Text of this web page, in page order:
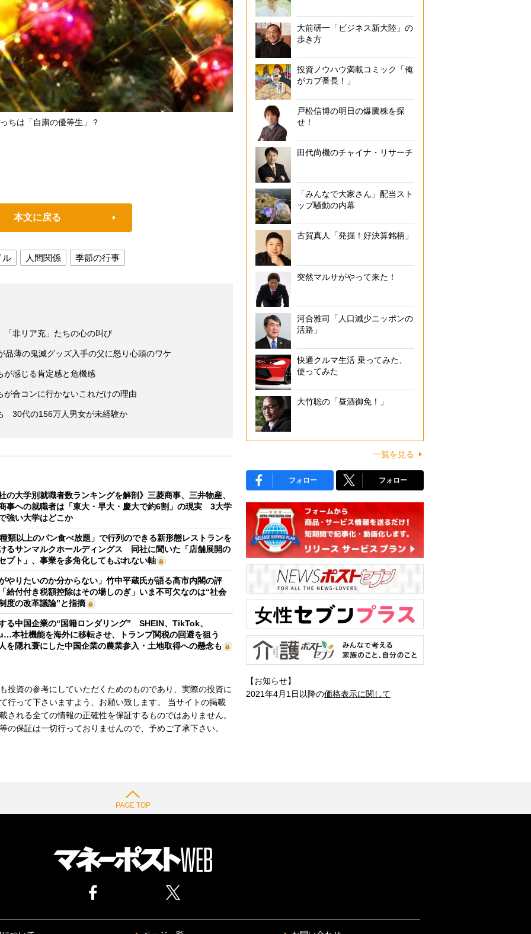
ちは「自粛の優等生」？
本文に戻る
ル 人間関係 季節の行事
非リア充」たちの心の叫び
薄の鬼滅グッズ入手の父に怒り心頭のワケ
感じる肯定感と危機感
合コンに行かないこれだけの理由
30代の156万人男女が未経験か
の大学別就職者数ランキングを解剖》三菱商事、三井物産、
事への就職者は「東大・早大・慶大で約6割」の現実 3大学
強い大学はどこか
類以上のパン食べ放題」で行列のできる新形態レストランを
るサンマルクホールディングス 同社に聞いた「店舗展開の
プト」、事業を多角化してもぶれない軸
やりたいのか分からない」竹中平蔵氏が語る高市内閣の評
付付き税額控除はその場しのぎ」いま不可欠なのは“社会
度の改革議論”と指摘
る中国企業の“国籍ロンダリング” SHEIN、TikTok、
本社機能を海外に移転させ、トランプ関税の回避を狙う
を隠れ蓑にした中国企業の農業参入・土地取得への懸念も
投資の参考にしていただくためのものであり、実際の投資に
行って下さいますよう、お願い致します。 当サイトの掲載
される全ての情報の正確性を保証するものではありません。
の保証は一切行っておりませんので、予めご了承下さい。
大前研一「ビジネス新大陸」の
歩き方
投資ノウハウ満載コミック「俺
がカブ番長！」
戸松信博の明日の爆騰株を探
せ！
田代尚機のチャイナ・リサーチ
「みんなで大家さん」配当スト
ップ騒動の内幕
古賀真人「発掘！好決算銘柄」
突然マルサがやって来た！
河合雅司「人口減少ニッポンの
活路」
快適クルマ生活 乗ってみた、
使ってみた
大竹聡の「昼酒御免！」
一覧を見る
フォロー フォロー
【お知らせ】
2021年4月1日以降の価格表示に関して
PAGE TOP